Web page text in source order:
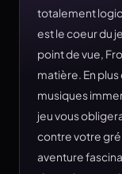
totalement
est le coeur du
point de vue,
matière. En
musiques
jeu vous
contre votre
aventure